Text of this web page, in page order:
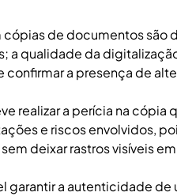
cópias de documentos são
a qualidade da
confirmar a presença de
realizar a perícia na cópia
e riscos envolvidos,
deixar rastros visíveis
garantir a autenticidade